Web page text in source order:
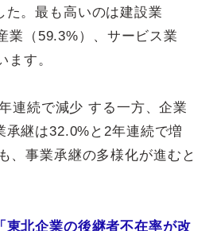
た。最も高いのは建設業
業（59.3%）、サービス業
ます。
連続で減少 する一方、企業
承継は32.0%と2年連続で増
、事業承継の多様化が進むと
東北企業の後継者不在率が改